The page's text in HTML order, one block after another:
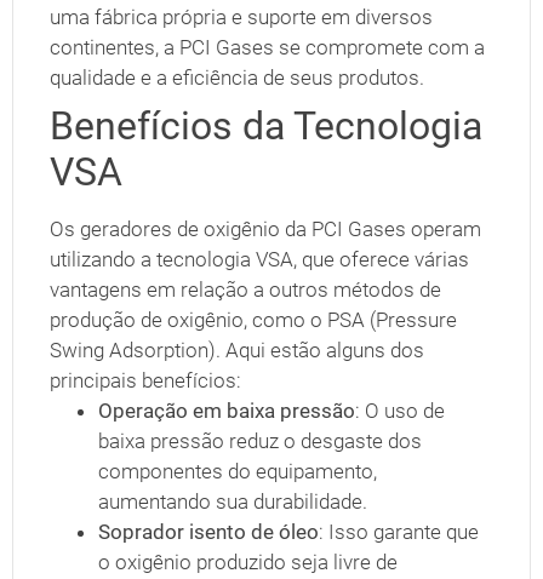
uma fábrica própria e suporte em diversos
continentes, a PCI Gases se compromete com a
qualidade e a eficiência de seus produtos.
Benefícios da Tecnologia
VSA
Os geradores de oxigênio da PCI Gases operam
utilizando a tecnologia VSA, que oferece várias
vantagens em relação a outros métodos de
produção de oxigênio, como o PSA (Pressure
Swing Adsorption). Aqui estão alguns dos
principais benefícios:
Operação em baixa pressão: O uso de
baixa pressão reduz o desgaste dos
componentes do equipamento,
aumentando sua durabilidade.
Soprador isento de óleo: Isso garante que
o oxigênio produzido seja livre de